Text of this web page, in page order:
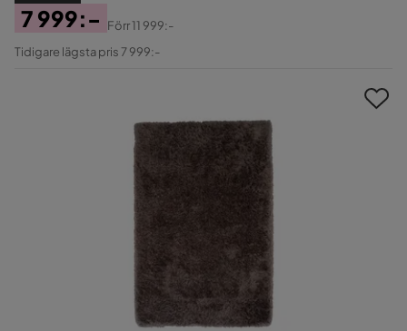
Pris
7 999:-
Original
Förr11 999:-
Tidigare lägsta pris 7 999:-